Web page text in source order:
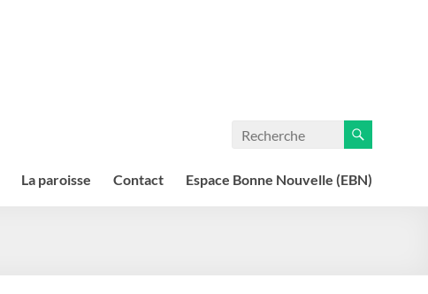
La paroisse Contact Espace Bonne Nouvelle (EBN)